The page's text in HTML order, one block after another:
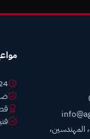
المهندسين،
24 ساعة — طول